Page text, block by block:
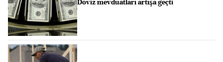
Döviz mevduatları artışa geçti